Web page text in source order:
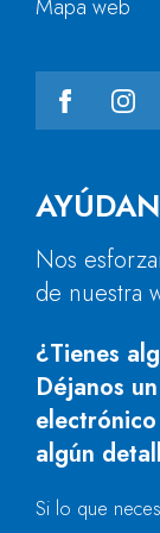
Nos
de nuestra
¿Tienes
Déjanos
algún
Si lo que
Mapa web